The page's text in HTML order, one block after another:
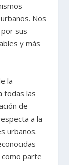
Nos
sus
y más
la
todas las
de
a la
urbanos.
como parte